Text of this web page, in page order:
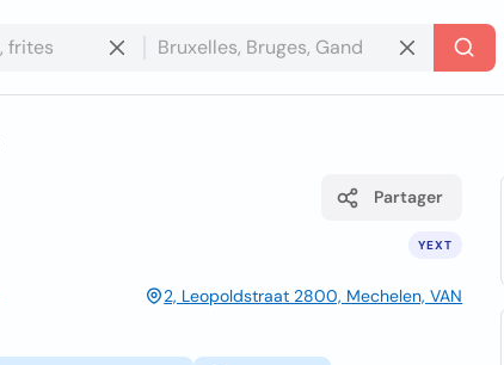
YEXT
Partager
2, Leopoldstraat 2800, Mechelen, VAN